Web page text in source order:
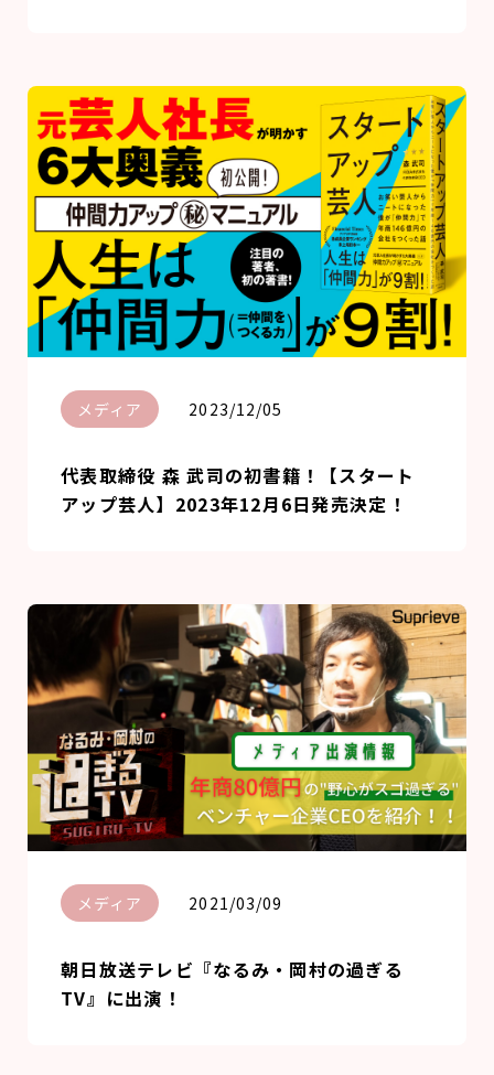
メディア 2023/12/05
代表取締役 森 武司の初書籍！【スタート
アップ芸人】2023年12月6日発売決定！
メディア 2021/03/09
朝日放送テレビ『なるみ・岡村の過ぎる
TV』に出演！